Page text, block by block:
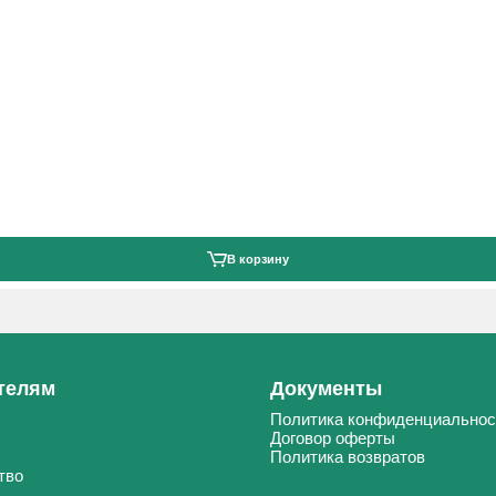
В корзину
Документы
Политика
Договор оферты
Политика возвратов